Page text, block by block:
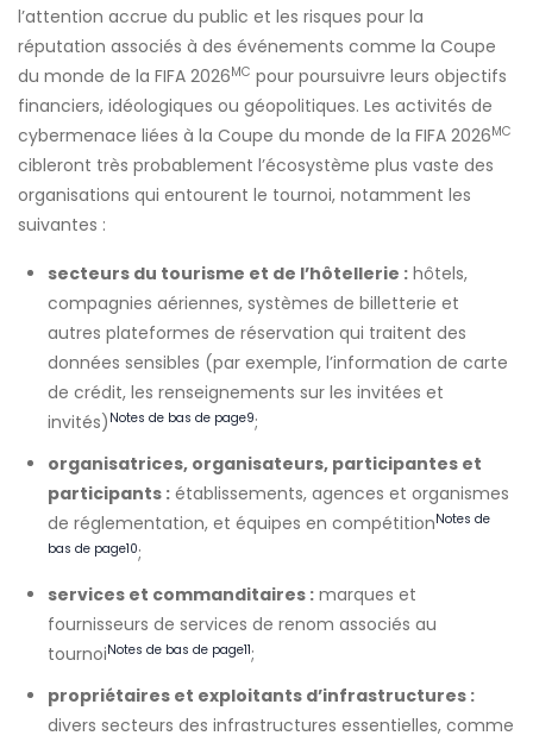
l’attention accrue du public et les risques pour la
réputation associés à des événements comme la Coupe
du monde de la FIFA 2026MC pour poursuivre leurs objectifs
financiers, idéologiques ou géopolitiques. Les activités de
cybermenace liées à la Coupe du monde de la FIFA 2026MC
cibleront très probablement l’écosystème plus vaste des
organisations qui entourent le tournoi, notamment les
suivantes :
secteurs du tourisme et de l’hôtellerie : hôtels,
compagnies aériennes, systèmes de billetterie et
autres plateformes de réservation qui traitent des
données sensibles (par exemple, l’information de carte
de crédit, les renseignements sur les invitées et
invités) Notes de bas de page9;
organisatrices, organisateurs, participantes et
participants : établissements, agences et organismes
de réglementation, et équipes en compétitionNotes de
bas de page10;
services et commanditaires : marques et
fournisseurs de services de renom associés au
tournoiNotes de bas de page11;
propriétaires et exploitants d’infrastructures :
divers secteurs des infrastructures essentielles, comme